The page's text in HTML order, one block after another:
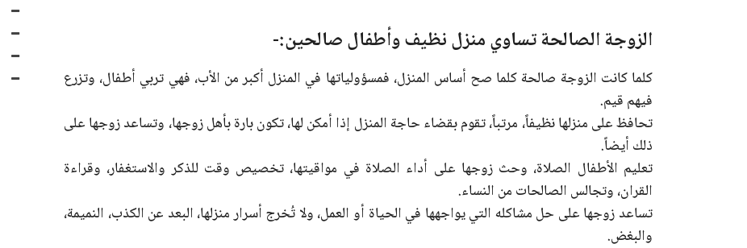
الزوجة الصالحة تساوي منزل نظيف وأطفال صالحين:-
كلما كانت الزوجة صالحة كلما صح أساس المنزل، فمسؤولياتها في المنزل أكبر من الأب، فهي تربي أطفال، وتزرع
فيهم قيم.
تحافظ على منزلها نظيفاً، مرتباً، تقوم بقضاء حاجة المنزل إذا أمكن لها، تكون بارة بأهل زوجها، وتساعد زوجها على
ذلك أيضاً.
تعليم الأطفال الصلاة، وحث زوجها على أداء الصلاة في مواقيتها، تخصيص وقت للذكر والاستغفار، وقراءة
القران، وتجالس الصالحات من النساء.
تساعد زوجها على حل مشاكله التي يواجهها في الحياة أو العمل، ولا تُخرج أسرار منزلها، البعد عن الكذب، النميمة،
والبغض.